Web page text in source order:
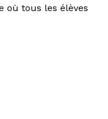
où tous les élèves